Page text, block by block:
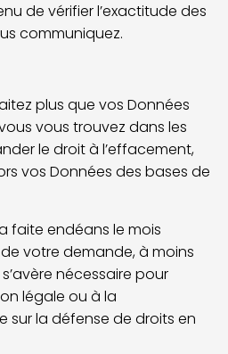
de vérifier l’exactitude des
communiquez.
plus que vos Données
vous trouvez dans les
le droit à l’effacement,
vos Données des bases de
faite endéans le mois
votre demande, à moins
nécessaire pour
légale ou à la
sur la défense de droits en